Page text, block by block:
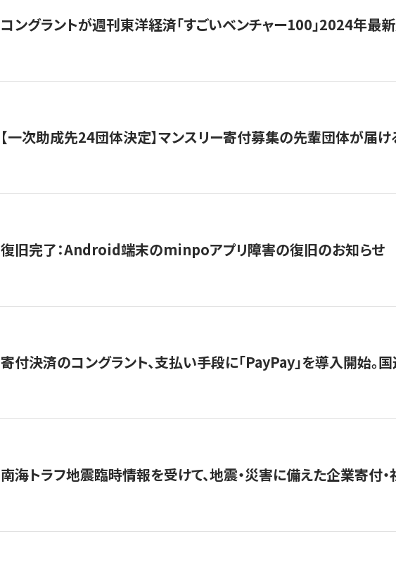
コングラントが週刊東洋経済「すごいベンチャー100」2024年最
【一次助成先24団体決定】マンスリー寄付募集の先輩団体が届
復旧完了：Android端末のminpoアプリ障害の復旧のお知らせ
寄付決済のコングラント、支払い手段に「PayPay」を導入開始。
南海トラフ地震臨時情報を受けて、地震・災害に備えた企業寄付